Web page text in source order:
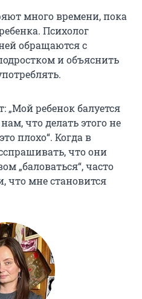
много времени, пока
Психолог
обращаются с
и объяснить
„Мой ребенок балуется
что делать этого не
плохо“. Когда в
что они
„баловаться“, часто
что мне становится